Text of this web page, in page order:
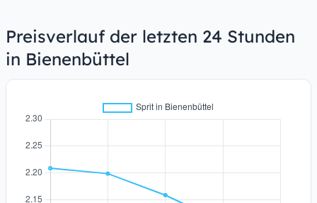
Preisverlauf der letzten 24 Stunden
in Bienenbüttel